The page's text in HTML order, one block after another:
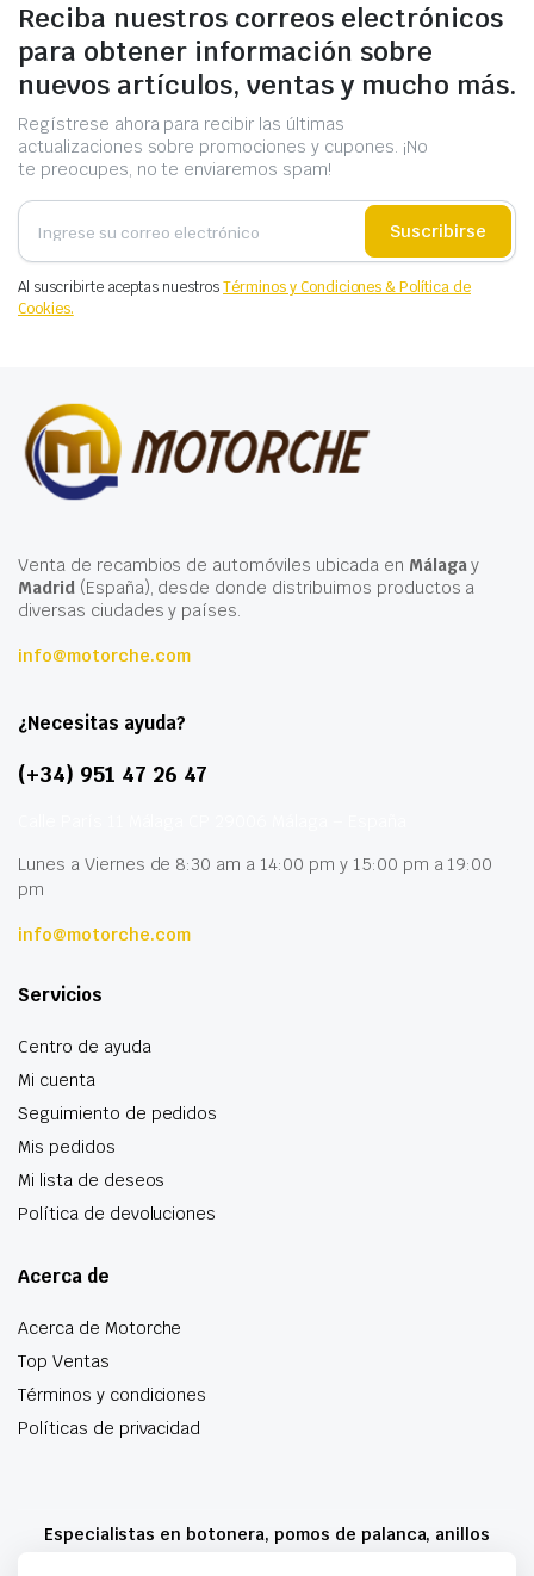
Reciba nuestros correos electrónicos
para obtener información sobre
nuevos artículos, ventas y mucho más.
Regístrese ahora para recibir las últimas
actualizaciones sobre promociones y cupones. ¡No
te preocupes, no te enviaremos spam!
Suscribirse
Al suscribirte aceptas nuestrosTérminos y Condiciones & Política de
Cookies.
Venta de recambios de automóviles ubicada en Málagay
Madrid(España), desde donde distribuimos productos a
diversas ciudades y países.
info@motorche.com
¿Necesitas ayuda?
(+34) 951 47 26 47
Lunes a Viernes de 8:30 am a 14:00 pm y 15:00 pm a 19:00
pm
info@motorche.com
Servicios
Centro de ayuda
Mi cuenta
Seguimiento de pedidos
Mis pedidos
Mi lista de deseos
Política de devoluciones
Acerca de
Acerca de Motorche
Top Ventas
Términos y condiciones
Políticas de privacidad
Especialistas en botonera, pomos de palanca, anillos